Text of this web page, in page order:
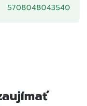
5708048043540